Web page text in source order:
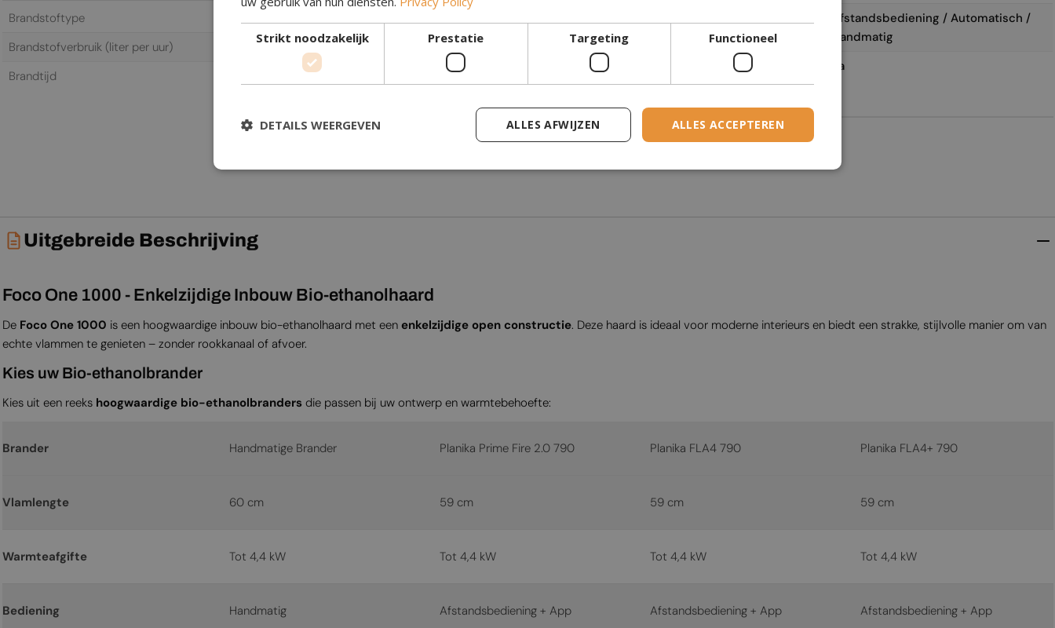
Brandstoftype
Brandstofverbruik (liter per uur)
0,62 L/h
Brandtijd
6,5 h
Bediening
Afstandsbediening / Automatisch /
Handmatig
Glas inbegrepen
Ja
Garantie
Uitgebreide Beschrijving
Foco One 1000 - Enkelzijdige Inbouw Bio-ethanolhaard
De Foco One 1000 is een hoogwaardige inbouw bio-ethanolhaard met een enkelzijdige open constructie. Deze haard is ideaal voor moderne interieurs en biedt een strakke, stijlvolle manier om van
echte vlammen te genieten – zonder rookkanaal of afvoer.
Kies uw Bio-ethanolbrander
Kies uit een reeks hoogwaardige bio-ethanolbrandersdie passen bij uw ontwerp en warmtebehoefte:
Brander Handmatige Brander Planika Prime Fire 2.0 790 Planika FLA4 790 Planika FLA4+ 790
Vlamlengte 60 cm 59 cm 59 cm 59 cm
Warmteafgifte Tot 4,4 kW Tot 4,4 kW Tot 4,4 kW Tot 4,4 kW
Bediening Handmatig Afstandsbediening + App Afstandsbediening + App Afstandsbediening + App
DUTCH
FRENCH
GERMAN
GREEK
LITHUANIAN
Strikt noodzakelijk Prestatie Targeting Functioneel
ALLES ACCEPTEREN
ALLES AFWIJZEN
DETAILS WEERGEVEN